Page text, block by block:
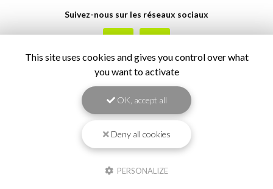
Suivez-nous sur les réseaux sociaux
Envoyez un message
This site uses cookies and gives you control over what
you want to activate
OK, accept all
Deny all cookies
PERSONALIZE